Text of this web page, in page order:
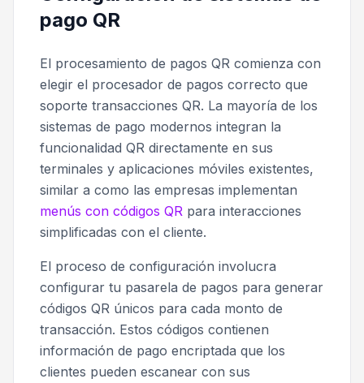
pago QR
El procesamiento de pagos QR comienza con
elegir el procesador de pagos correcto que
soporte transacciones QR. La mayoría de los
sistemas de pago modernos integran la
funcionalidad QR directamente en sus
terminales y aplicaciones móviles existentes,
similar a como las empresas implementan
menús con códigos QR para interacciones
simplificadas con el cliente.
El proceso de configuración involucra
configurar tu pasarela de pagos para generar
códigos QR únicos para cada monto de
transacción. Estos códigos contienen
información de pago encriptada que los
clientes pueden escanear con sus